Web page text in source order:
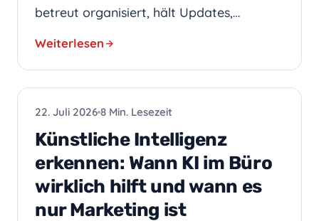
betreut organisiert, hält Updates,…
Weiterlesen
KI
22. Juli 2026 8 Min. Lesezeit
Künstliche Intelligenz
erkennen: Wann KI im Büro
wirklich hilft und wann es
nur Marketing ist